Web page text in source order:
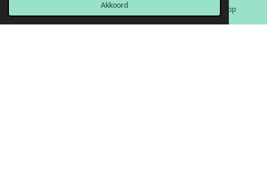
AkkoordFacebook WhatsApp